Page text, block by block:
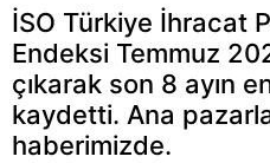
İSO Türkiye İhracat
Endeksi Temmuz
çıkarak son 8 ayın
kaydetti. Ana
haberimizde.